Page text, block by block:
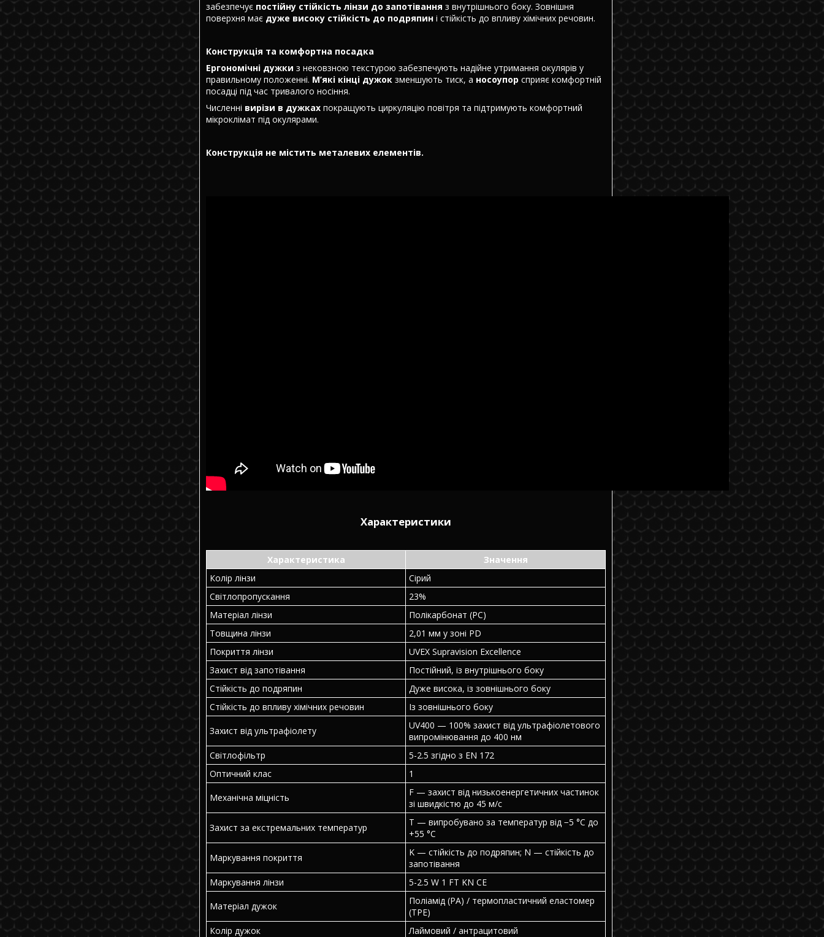
забезпечує постійну стійкість лінзи до запотівання з внутрішнього боку. Зовнішня
поверхня має дуже високу стійкість до подряпин і стійкість до впливу хімічних речовин.
Конструкція та комфортна посадка
Ергономічні дужки з нековзною текстурою забезпечують надійне утримання окулярів у
правильному положенні. М’які кінці дужок зменшують тиск, а носоупор сприяє комфортній
посадці під час тривалого носіння.
Численні вирізи в дужках покращують циркуляцію повітря та підтримують комфортний
мікроклімат під окулярами.
Конструкція не містить металевих елементів.
Характеристики
Характеристика
Значення
Колір лінзи
Сірий
Світлопропускання
23%
Матеріал лінзи
Полікарбонат (PC)
Товщина лінзи
2,01 мм у зоні PD
Покриття лінзи
UVEX Supravision Excellence
Захист від запотівання
Постійний, із внутрішнього боку
Стійкість до подряпин
Дуже висока, із зовнішнього боку
Стійкість до впливу хімічних речовин
Із зовнішнього боку
Захист від ультрафіолету
UV400 — 100% захист від ультрафіолетового
випромінювання до 400 нм
Світлофільтр
5-2.5 згідно з EN 172
Оптичний клас
1
Механічна міцність
F — захист від низькоенергетичних частинок
зі швидкістю до 45 м/с
Захист за екстремальних температур
T — випробувано за температур від −5 °C до
+55 °C
Маркування покриття
K — стійкість до подряпин; N — стійкість до
запотівання
Маркування лінзи
5-2.5 W 1 FT KN CE
Матеріал дужок
Поліамід (PA) / термопластичний еластомер
(TPE)
Колір дужок
Лаймовий / антрацитовий